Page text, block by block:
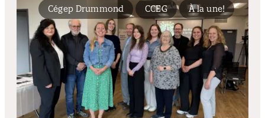
Cégep Drummond CCEG À la une!